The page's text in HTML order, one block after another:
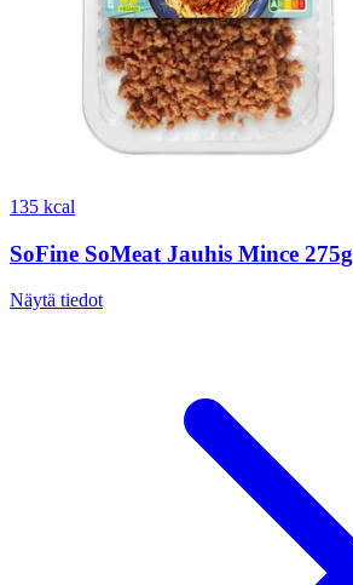
135 kcal
SoFine SoMeat Jauhis Mince 275g
Näytä tiedot